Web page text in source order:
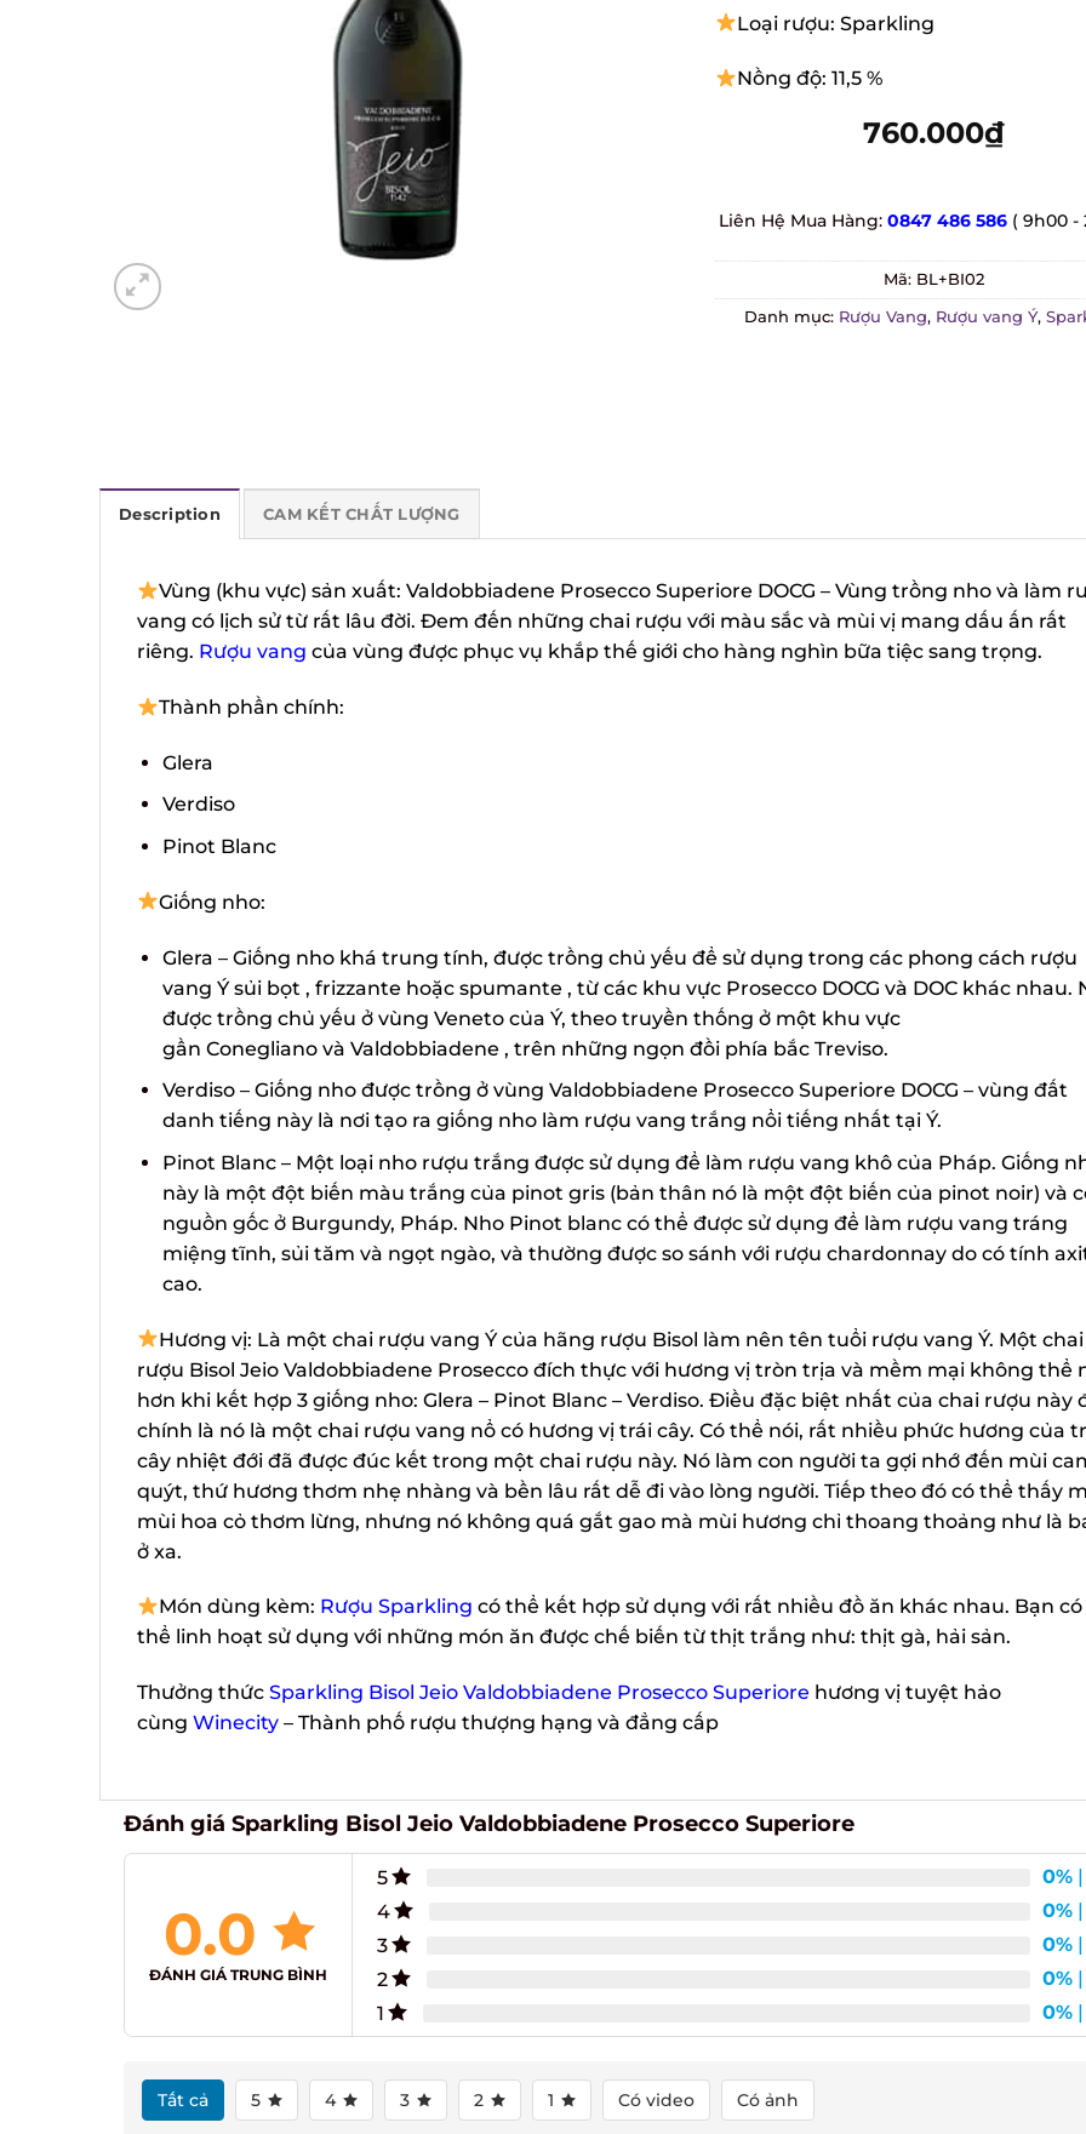
Loại rượu: Sparkling
Nồng độ: 11,5 %
760.000₫
Liên Hệ Mua Hàng:0847 486 586 ( 9h00 -
Mã: BL+BI02
Danh mục: Rượu Vang, Rượu vang Ý,
Description CAM KẾT CHẤT LƯỢNG
Vùng (khu vực) sản xuất: Valdobbiadene Prosecco Superiore DOCG – Vùng trồng nho và làm
vang có lịch sử từ rất lâu đời. Đem đến những chai rượu với màu sắc và mùi vị mang dấu ấn rất
riêng. Rượu vang của vùng được phục vụ khắp thế giới cho hàng nghìn bữa tiệc sang trọng.
Thành phần chính:
Glera
Verdiso
Pinot Blanc
Giống nho:
Glera – Giống nho khá trung tính, được trồng chủ yếu để sử dụng trong các phong cách rượu
vang Ý sủi bọt , frizzante hoặc spumante , từ các khu vực Prosecco DOCG và DOC khác nhau.
được trồng chủ yếu ở vùng Veneto của Ý, theo truyền thống ở một khu vực
gần Conegliano và Valdobbiadene , trên những ngọn đồi phía bắc Treviso.
Verdiso – Giống nho được trồng ở vùng Valdobbiadene Prosecco Superiore DOCG – vùng đất
danh tiếng này là nơi tạo ra giống nho làm rượu vang trắng nổi tiếng nhất tại Ý.
Pinot Blanc – Một loại nho rượu trắng được sử dụng để làm rượu vang khô của Pháp. Giống
này là một đột biến màu trắng của pinot gris (bản thân nó là một đột biến của pinot noir) và
nguồn gốc ở Burgundy, Pháp. Nho Pinot blanc có thể được sử dụng để làm rượu vang tráng
miệng tĩnh, sủi tăm và ngọt ngào, và thường được so sánh với rượu chardonnay do có tính
cao.
Hương vị: Là một chai rượu vang Ý của hãng rượu Bisol làm nên tên tuổi rượu vang Ý. Một chai
rượu Bisol Jeio Valdobbiadene Prosecco đích thực với hương vị tròn trịa và mềm mại không thể
hơn khi kết hợp 3 giống nho: Glera – Pinot Blanc – Verdiso. Điều đặc biệt nhất của chai rượu này
chính là nó là một chai rượu vang nổ có hương vị trái cây. Có thể nói, rất nhiều phức hương của
cây nhiệt đới đã được đúc kết trong một chai rượu này. Nó làm con người ta gợi nhớ đến mùi
quýt, thứ hương thơm nhẹ nhàng và bền lâu rất dễ đi vào lòng người. Tiếp theo đó có thể thấy
mùi hoa cỏ thơm lừng, nhưng nó không quá gắt gao mà mùi hương chỉ thoang thoảng như là
ở xa.
Món dùng kèm: Rượu Sparkling có thể kết hợp sử dụng với rất nhiều đồ ăn khác nhau. Bạn có
thể linh hoạt sử dụng với những món ăn được chế biến từ thịt trắng như: thịt gà, hải sản.
Thưởng thức Sparkling Bisol Jeio Valdobbiadene Prosecco Superiore hương vị tuyệt hảo
cùng Winecity – Thành phố rượu thượng hạng và đẳng cấp
Đánh giá Sparkling Bisol Jeio Valdobbiadene Prosecco Superiore
0.0
ĐÁNH GIÁ TRUNG BÌNH
5 0%
4
0%
3
0%
2
0%
1
0%
Tất cả 5 4 3 2 1 Có video Có ảnh